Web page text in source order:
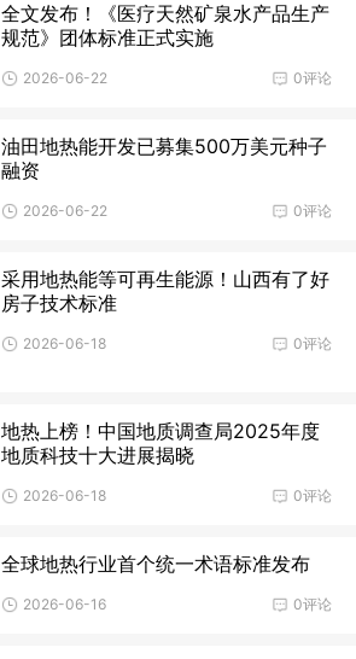
全文发布！《医疗天然矿泉水产品生产
规范》团体标准正式实施
0评论
2026-06-22
油田地热能开发已募集500万美元种子
融资
0评论
2026-06-22
采用地热能等可再生能源！山西有了好
房子技术标准
0评论
2026-06-18
地热上榜！中国地质调查局2025年度
地质科技十大进展揭晓
0评论
2026-06-18
全球地热行业首个统一术语标准发布
0评论
2026-06-16